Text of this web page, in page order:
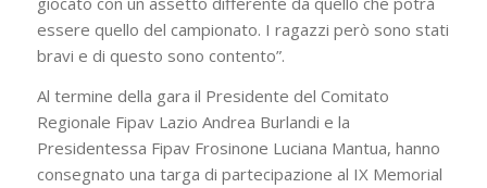
essere quello del campionato. I ragazzi però sono stati
bravi e di questo sono contento”.
Al termine della gara il Presidente del Comitato
Regionale Fipav Lazio Andrea Burlandi e la
Presidentessa Fipav Frosinone Luciana Mantua, hanno
consegnato una targa di partecipazione al IX Memorial